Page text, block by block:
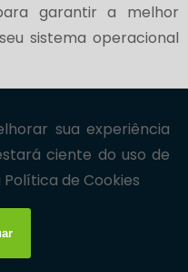
garantir a melhor
sistema operacional
operacionais e
para otimizar a
para se tornar
essencial para o
computador.